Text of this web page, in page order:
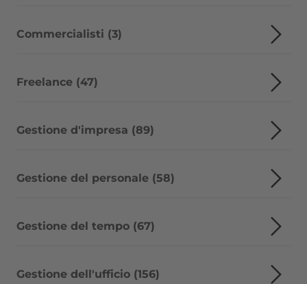
Commercialisti (3)
Freelance (47)
Gestione d'impresa (89)
Gestione del personale (58)
Gestione del tempo (67)
Gestione dell'ufficio (156)